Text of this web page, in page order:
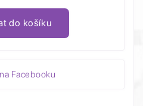
do košíku
Facebooku